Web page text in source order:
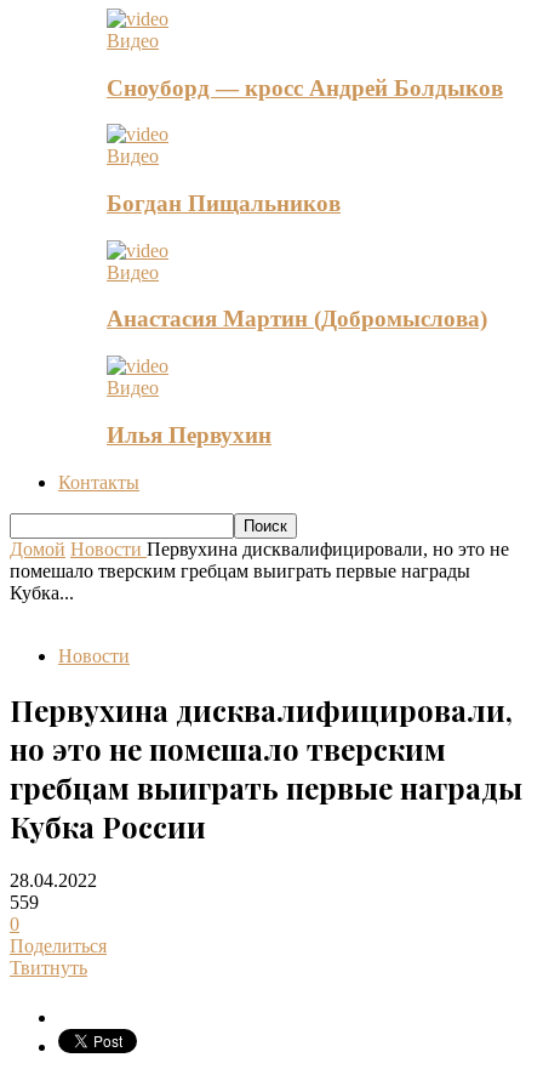
Видео
Сноуборд — кросс Андрей Болдыков
Видео
Богдан Пищальников
Видео
Анастасия Мартин (Добромыслова)
Видео
Илья Первухин
Контакты
Домой Новости Первухина дисквалифицировали, но это не
помешало тверским гребцам выиграть первые награды
Кубка...
Новости
Первухина дисквалифицировали,
но это не помешало тверским
гребцам выиграть первые награды
Кубка России
28.04.2022
559
0
Поделиться
Твитнуть